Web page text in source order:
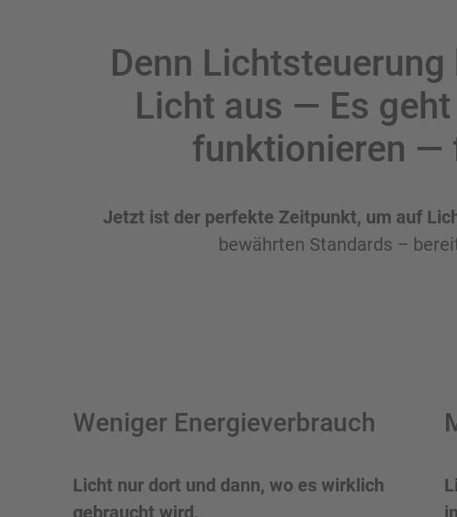
Denn
Licht aus — Es
funktionieren —
Jetzt ist der perfekte Zeitpunkt, um auf
bewährten Standards –
Weniger Energieverbrauch
Licht nur dort und dann, wo es wirklich
gebraucht wird.